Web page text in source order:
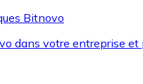
Bitnovo
dans votre entreprise